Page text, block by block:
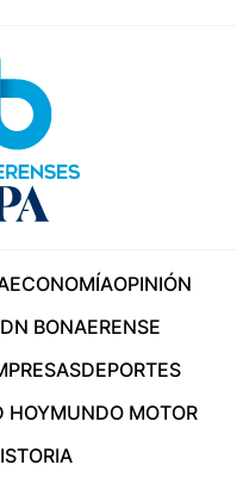
ECONOMÍAOPINIÓN
BONAERENSE
DEPORTES
HOYMUNDO MOTOR